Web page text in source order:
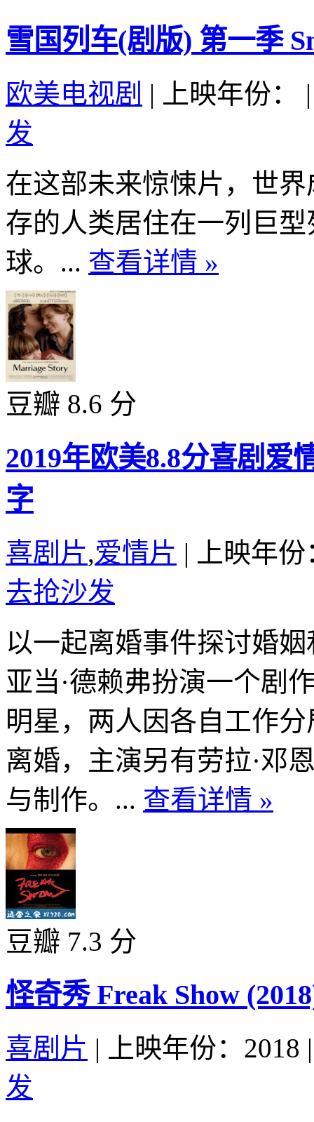
雪国列车(剧版) 第一季
欧美电视剧 | 上映年份：
|
发
在这部未来惊悚片，世
存的人类居住在一列巨
球。... 查看详情 »
豆瓣 8.6 分
2019年欧美8.8分喜剧爱
字
喜剧片,爱情片 |
上映年
去抢沙发
以一起离婚事件探讨婚
亚当·德赖弗扮演一个剧
明星，两人因各自工作
离婚，主演另有劳拉·邓
与制作。... 查看详情 »
豆瓣 7.3 分
怪奇秀 Freak Show
喜剧片 | 上映年份：2018 |
发